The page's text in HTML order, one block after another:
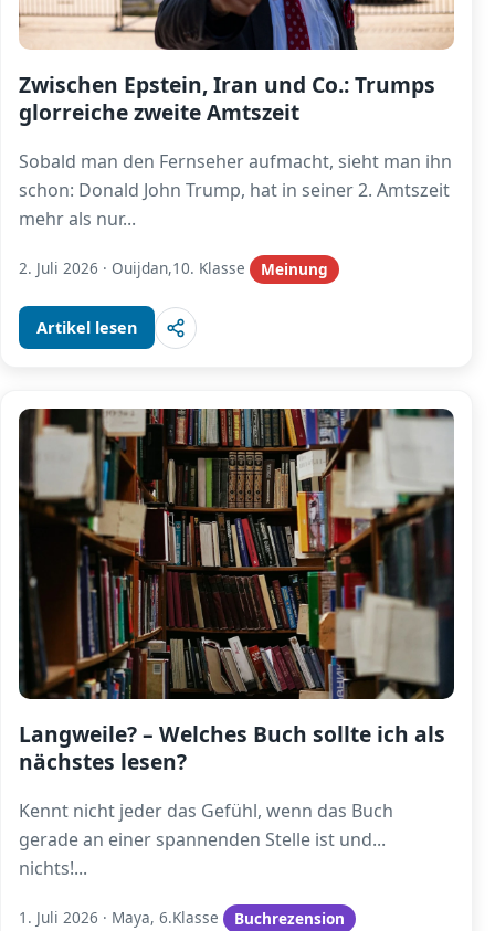
Zwischen Epstein, Iran und Co.: Trumps
glorreiche zweite Amtszeit
Sobald man den Fernseher aufmacht, sieht man ihn
schon: Donald John Trump, hat in seiner 2. Amtszeit
mehr als nur...
2. Juli 2026 · Ouijdan,10. Klasse Meinung
Artikel lesen
Langweile? – Welches Buch sollte ich als
nächstes lesen?
Kennt nicht jeder das Gefühl, wenn das Buch
gerade an einer spannenden Stelle ist und...
nichts!...
1. Juli 2026 · Maya, 6.Klasse Buchrezension